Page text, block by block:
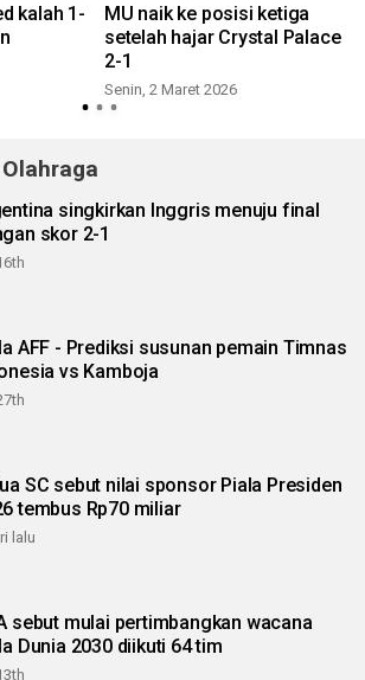
kalah 1-
MU naik ke posisi ketiga
setelah hajar Crystal Palace
2-1
Senin, 2 Maret 2026
singkirkan Inggris menuju final
skor 2-1
AFF - Prediksi susunan pemain Timnas
vs Kamboja
SC sebut nilai sponsor Piala Presiden
tembus Rp70 miliar
lalu
sebut mulai pertimbangkan wacana
Dunia 2030 diikuti 64 tim